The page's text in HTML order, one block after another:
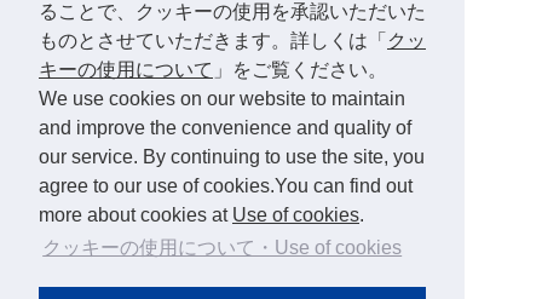
ることで、クッキーの使用を承認いただいた
ものとさせていただきます。詳しくは「 クッ
キーの使用について 」をご覧ください。
We use cookies on our website to maintain
and improve the convenience and quality of
our service. By continuing to use the site, you
agree to our use of cookies.You can find out
more about cookies at Use of cookies.
クッキーの使用について・Use of cookies